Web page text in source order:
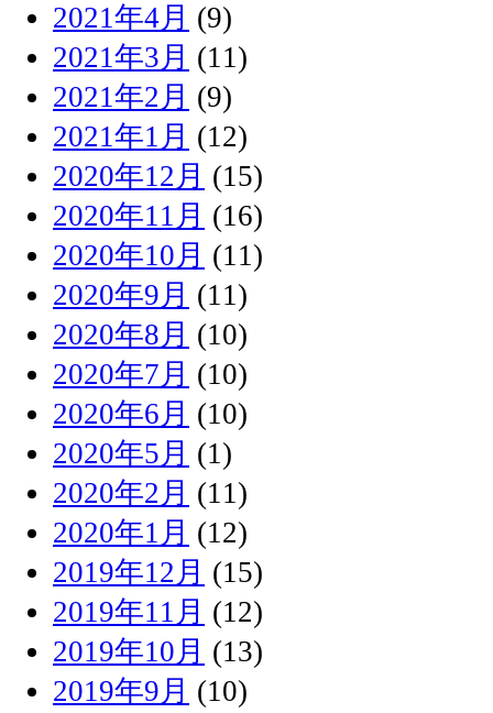
2021年4月 (9)
2021年3月 (11)
2021年2月 (9)
2021年1月 (12)
2020年12月 (15)
2020年11月 (16)
2020年10月 (11)
2020年9月 (11)
2020年8月 (10)
2020年7月 (10)
2020年6月 (10)
2020年5月 (1)
2020年2月 (11)
2020年1月 (12)
2019年12月 (15)
2019年11月 (12)
2019年10月 (13)
2019年9月 (10)